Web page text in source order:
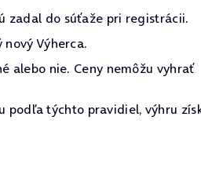
zadal do súťaže pri registrácii.
Výherca.
alebo nie. Ceny nemôžu vyhrať
podľa týchto pravidiel, výhru